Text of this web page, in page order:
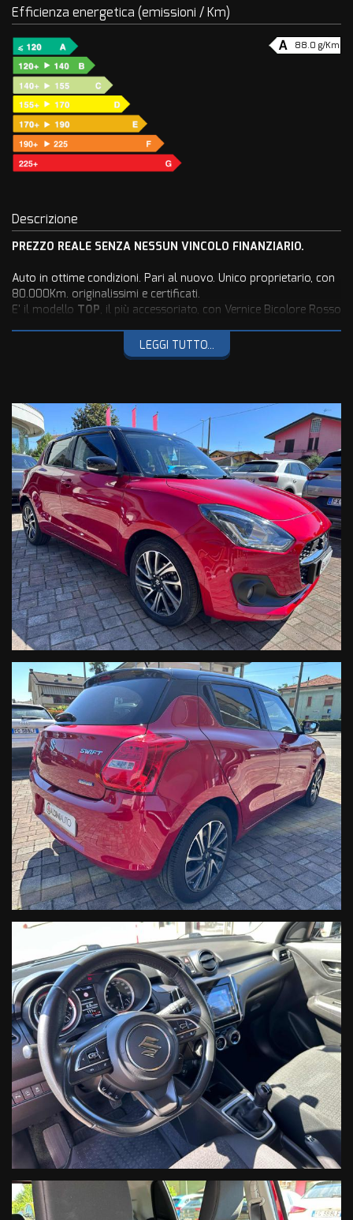
Efficienza energetica (emissioni / Km)
88.0 g/Km
Descrizione
PREZZO REALE SENZA NESSUN VINCOLO FINANZIARIO.
Auto in ottime condizioni. Pari al nuovo. Unico proprietario, con
80.000Km. originalissimi e certificati.
E' il modello TOP, il più accessoriato, con Vernice Bicolore Rosso
Control, Abs, Esp, Frenata automatica di emergenza con
riconoscimento pedone, Airbag Laterali, Sistema multimediale
Sistema keyless, Sensore Pioggia e Luci, Sedili riscaldabili,
Specchietti Ripiegabili Elettronicamente, Telecamera posteriore,
Cerchi in Lega 16".
IDEALE ANCHE PER NEOPATENTATI !
Set fotografico completo sul nostro sito!www.galdiniauto.it
LEGGI TUTTO...